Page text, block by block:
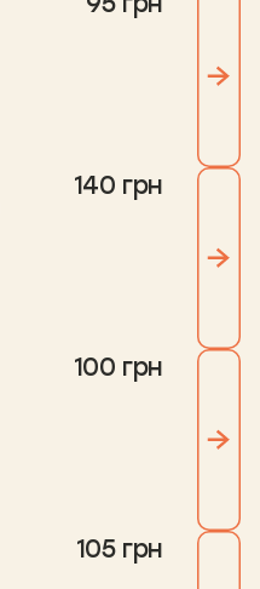
140 грн
100 грн
105 грн